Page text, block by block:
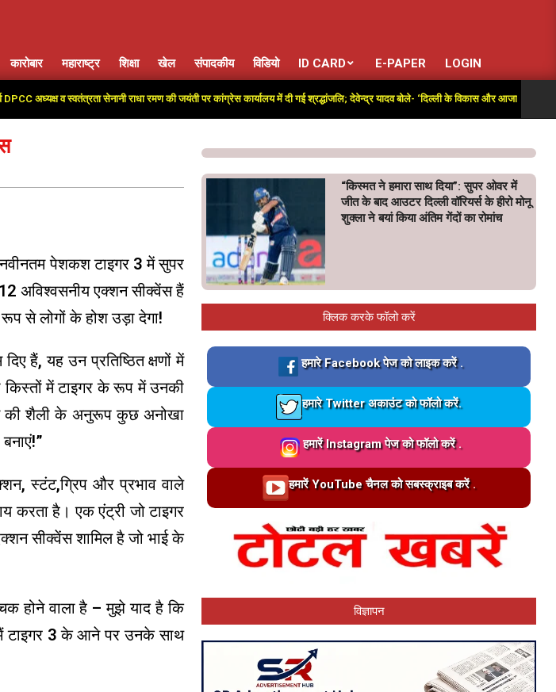
Primary
Navigation
कारोबार महाराष्ट्र शिक्षा खेल संपादकीय विडियो ID CARD E-PAPER LOGIN
अध्यक्ष व स्वतंत्रता सेनानी राधा रमण की जयंती पर कांग्रेस कार्यालय में दी गई श्रद्धांजलि; देवेन्द्र यादव बोले- ‘दिल्ली के विकास और आजादी की लड़ाई में
पेशकश टाइगर 3 में सुपर
अविश्वसनीय एक्शन सीक्वेंस हैं
से लोगों के होश उड़ा देगा!
हैं, यह उन प्रतिष्ठित क्षणों में
में टाइगर के रूप में उनकी
की शैली के अनुरूप कुछ अनोखा
स्टंट,ग्रिप और प्रभाव वाले
करता है। एक एंट्री जो टाइगर
सीक्वेंस शामिल है जो भाई के
होने वाला है – मुझे याद है कि
टाइगर 3 के आने पर उनके साथ
“किस्मत ने हमारा साथ दिया”: सुपर ओवर में
जीत के बाद आउटर दिल्ली वॉरियर्स के हीरो मोनू
शुक्ला ने बयां किया अंतिम गेंदों का रोमांच
क्लिक करके फॉलो करें
Loading…
हमारे Facebook पेज को लाइक करें .
Loading…
हमारे Twitter अकाउंट को फॉलो करें.
Loading…
हमारें Instagram पेज को फॉलो करें .
Loading…हमारें YouTube चैनल को सबस्क्राइब करें .
विज्ञापन